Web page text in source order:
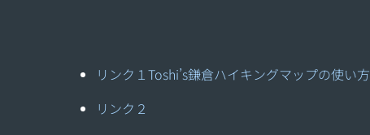
リンク１Toshi’s鎌倉ハイキングマップの使い方
リンク２